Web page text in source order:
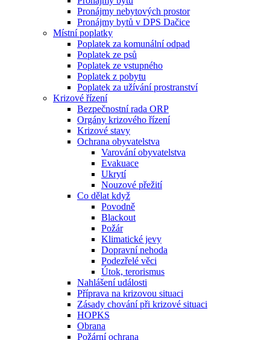
Pronájmy nebytových prostor
Pronájmy bytů v DPS Dačice
Místní poplatky
Poplatek za komunální odpad
Poplatek ze psů
Poplatek ze vstupného
Poplatek z pobytu
Poplatek za užívání prostranství
Krizové řízení
Bezpečnostní rada ORP
Orgány krizového řízení
Krizové stavy
Ochrana obyvatelstva
Varování obyvatelstva
Evakuace
Ukrytí
Nouzové přežití
Co dělat když
Povodně
Blackout
Požár
Klimatické jevy
Dopravní nehoda
Podezřelé věci
Útok, terorismus
Nahlášení události
Příprava na krizovou situaci
Zásady chování při krizové situaci
HOPKS
Obrana
Požární ochrana